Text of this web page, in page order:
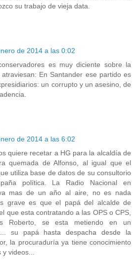
su trabajo de vieja data.
de 2014 a las 0:02
es muy diciente sobre la
En Santander ese partido es
un corrupto y un asesino, de
de 2014 a las 6:02
quiere recetar a HG para la alcaldía de
quemada de Alfonso, al igual que el
utiliza base de datos de su consultorio
política. La Radio Nacional en
mas de un año al aire, no es nada
grave es que el papá del alcalde de
que esta contratando a las OPS o CPS,
Roberto, se esta metiendo en un
su papá hasta despacha desde la
la procuraduría ya tiene conocimiento
videos...